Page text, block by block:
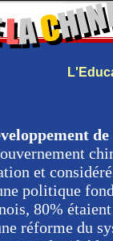
et
politique
80%
réforme du